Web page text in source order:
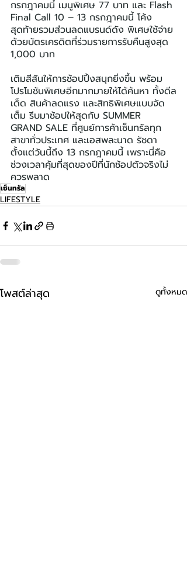
กรกฎาคมนี้ เมนูพิเศษ 77 บาท และ Flash
Final Call 10 – 13 กรกฎาคมนี้ โค้ง
สุดท้ายรวมส่วนลดแบรนด์ดัง พิเศษใช้จ่าย
ด้วยบัตรเครดิตที่ร่วมรายการรับคืนสูงสุด
1,000 บาท
เติมสีสันให้การช้อปปิ้งสนุกยิ่งขึ้น พร้อม
โปรโมชันพิเศษอีกมากมายให้ได้ค้นหา ทั้งดีล
เด็ด สินค้าลดแรง และสิทธิพิเศษแบบจัด
เต็ม รีบมาช้อปให้สุดกับ SUMMER
GRAND SALE ที่ศูนย์การค้าเซ็นทรัลทุก
สาขาทั่วประเทศ และเอสพละนาด รัชดา
ตั้งแต่วันนี้ถึง 13 กรกฎาคมนี้ เพราะนี่คือ
ช่วงเวลาคุ้มที่สุดของปีที่นักช้อปตัวจริงไม่
ควรพลาด
เซ็นทรัล
LIFESTYLE
โพสต์ล่าสุด ดูทั้งหมด